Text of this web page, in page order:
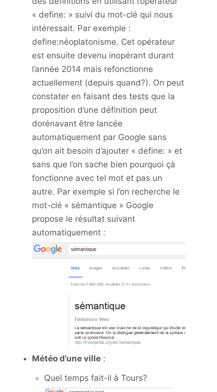
« define: » suivi du mot-clé qui nous
intéressait. Par exemple :
define:néoplatonisme. Cet opérateur
est ensuite devenu inopérant durant
l’année 2014 mais refonctionne
actuellement (depuis quand?). On peut
constater en faisant des tests que la
proposition d’une définition peut
dorénavant être lancée
automatiquement par Google sans
qu’on ait besoin d’ajouter « define: » et
sans que l’on sache bien pourquoi çà
fonctionne avec tel mot et pas un
autre. Par exemple si l’on recherche le
mot-clé « sémantique » Google
propose le résultat suivant
automatiquement :
Météo d’une ville:
Quel temps fait-il à Tours?